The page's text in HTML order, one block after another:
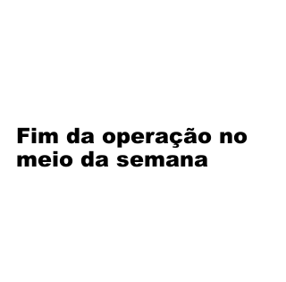
Fim da operação no
meio da semana